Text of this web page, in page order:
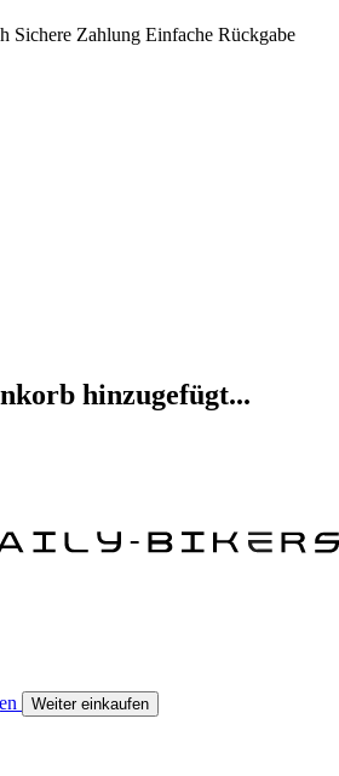
Sichere Zahlung Einfache Rückgabe
hinzugefügt...
Weiter einkaufen